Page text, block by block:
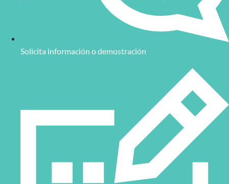
Solicita información o demostración